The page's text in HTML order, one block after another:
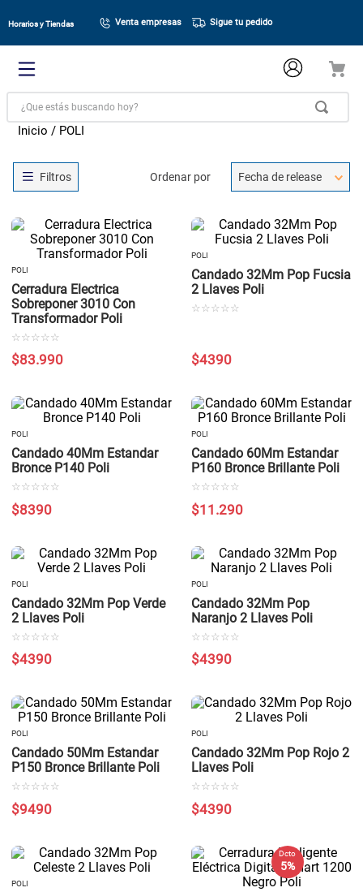
Horarios y Tiendas Venta empresas Sigue tu pedido
¿Que estás buscando hoy?
POLI
Ordenar por Fecha de release
POLI
Cerradura Electrica
Sobreponer 3010 Con
Transformador Poli
☆ ☆ ☆ ☆ ☆
$83.990
POLI
Candado 32Mm Pop Fucsia
2 Llaves Poli
☆ ☆ ☆ ☆ ☆
$4390
POLI
Candado 40Mm Estandar
Bronce P140 Poli
☆ ☆ ☆ ☆ ☆
$8390
POLI
Candado 60Mm Estandar
P160 Bronce Brillante Poli
☆ ☆ ☆ ☆ ☆
$11 .290
POLI
Candado 32Mm Pop Verde
2 Llaves Poli
☆ ☆ ☆ ☆ ☆
$4390
POLI
Candado 32Mm Pop
Naranjo 2 Llaves Poli
☆ ☆ ☆ ☆ ☆
$4390
POLI
Candado 50Mm Estandar
P150 Bronce Brillante Poli
☆ ☆ ☆ ☆ ☆
$9490
POLI
Candado 32Mm Pop Rojo 2
Llaves Poli
☆ ☆ ☆ ☆ ☆
$4390
POLI
Dcto
5 %